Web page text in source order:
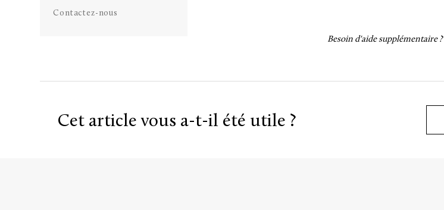
Contactez-nous
Besoin d'aide supplémentaire ?
Cet article vous a-t-il été utile ?